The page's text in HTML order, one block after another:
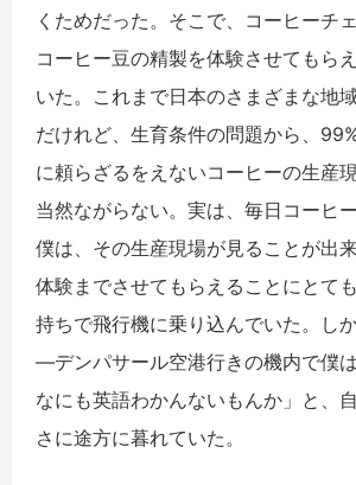
くためだった。そこで、コーヒーチ
コーヒー豆の精製を体験させてもら
いた。これまで日本のさまざまな地
だけれど、生育条件の問題から、
に頼らざるをえないコーヒーの生産
当然ながらない。実は、毎日コーヒ
僕は、その生産現場が見ることが出
体験までさせてもらえることにとて
持ちで飛行機に乗り込んでいた。し
―デンパサール空港行きの機内で僕
なにも英語わかんないもんか」と、
さに途方に暮れていた。